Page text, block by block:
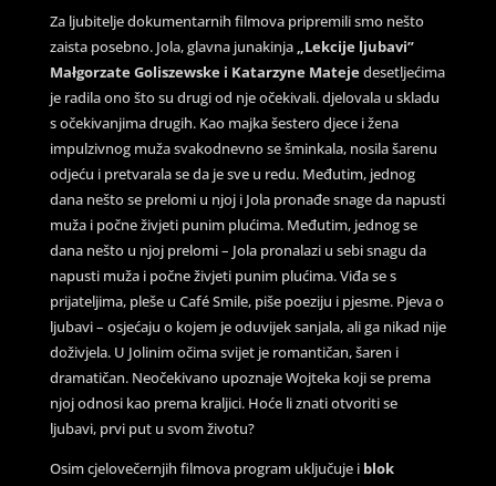
Za ljubitelje dokumentarnih filmova pripremili smo nešto
zaista posebno. Jola, glavna junakinja „Lekcije ljubavi”
Małgorzate Goliszewske i Katarzyne Matejedesetljećima
je radila ono što su drugi od nje očekivali. djelovala u skladu
s očekivanjima drugih. Kao majka šestero djece i žena
impulzivnog muža svakodnevno se šminkala, nosila šarenu
odjeću i pretvarala se da je sve u redu. Međutim, jednog
dana nešto se prelomi u njoj i Jola pronađe snage da napusti
muža i počne živjeti punim plućima. Međutim, jednog se
dana nešto u njoj prelomi – Jola pronalazi u sebi snagu da
napusti muža i počne živjeti punim plućima. Viđa se s
prijateljima, pleše u Café Smile, piše poeziju i pjesme. Pjeva o
ljubavi – osjećaju o kojem je oduvijek sanjala, ali ga nikad nije
doživjela. U Jolinim očima svijet je romantičan, šaren i
dramatičan. Neočekivano upoznaje Wojteka koji se prema
njoj odnosi kao prema kraljici. Hoće li znati otvoriti se
ljubavi, prvi put u svom životu?
Osim cjelovečernjih filmova program uključuje i blok